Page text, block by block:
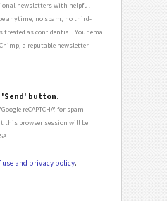
newsletters with helpful
anytime, no spam, no third-
as confidential. Your email
a reputable newsletter
'Send' button.
reCAPTCHA' for spam
this browser session will be
use and privacy policy.